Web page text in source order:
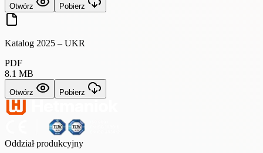
Otwórz Pobierz
Katalog 2025 – UKR
PDF
8.1 MB
Otwórz Pobierz
Oddział produkcyjny